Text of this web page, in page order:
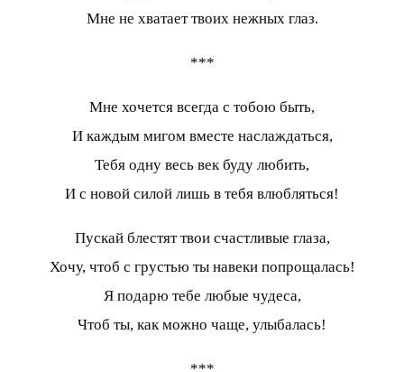
Мне не хватает твоих нежных глаз.
***
Мне хочется всегда с тобою быть,
И каждым мигом вместе наслаждаться,
Тебя одну весь век буду любить,
И с новой силой лишь в тебя влюбляться!
Пускай блестят твои счастливые глаза,
Хочу, чтоб с грустью ты навеки попрощалась!
Я подарю тебе любые чудеса,
Чтоб ты, как можно чаще, улыбалась!